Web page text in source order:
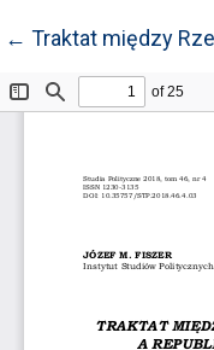
← Wróć do
Traktat między